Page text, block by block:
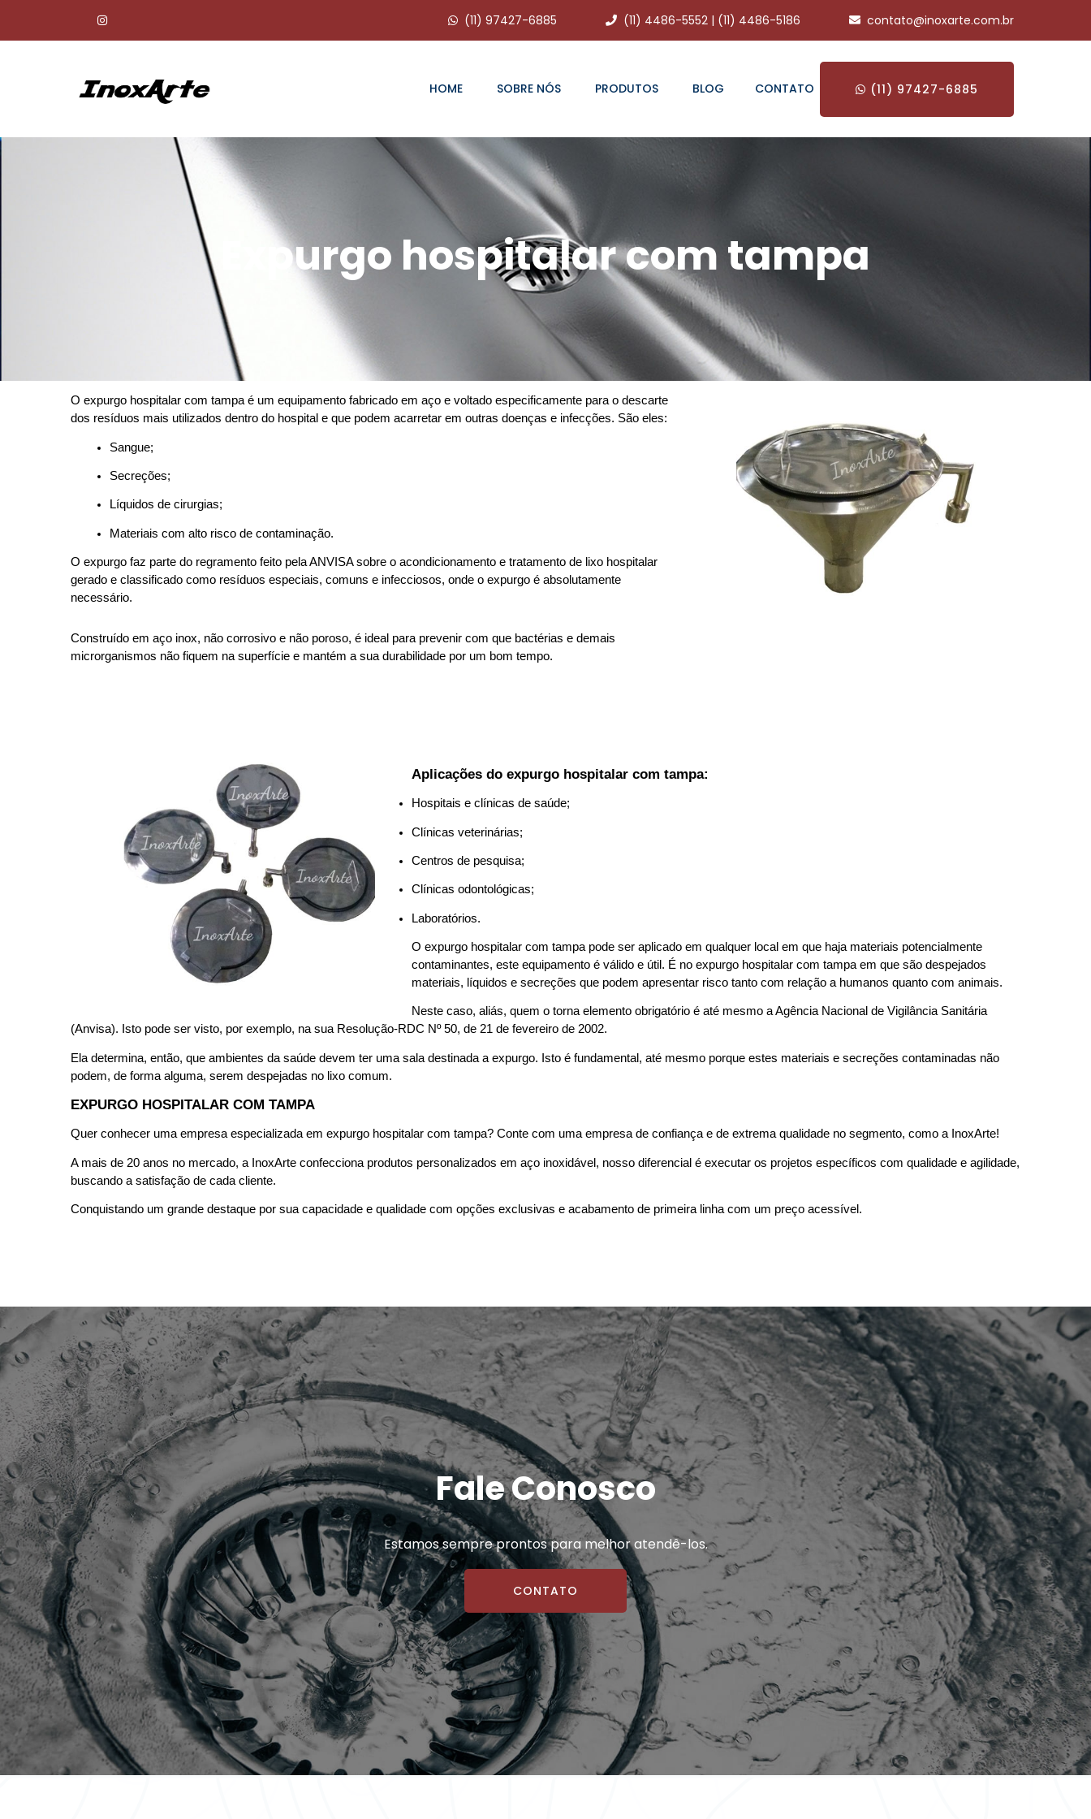
(11) 97427-6885 (11) 4486-5552 | (11) 4486-5186 contato@inoxarte.com.br
HOME SOBRE NÓS PRODUTOS BLOG CONTATO (11) 97427-6885
Expurgo hospitalar com tampa
O expurgo hospitalar com tampa é um equipamento fabricado em aço e voltado especificamente para o descarte
dos resíduos mais utilizados dentro do hospital e que podem acarretar em outras doenças e infecções. São eles:
Sangue;
Secreções;
Líquidos de cirurgias;
Materiais com alto risco de contaminação.
O expurgo faz parte do regramento feito pela ANVISA sobre o acondicionamento e tratamento de lixo hospitalar
gerado e classificado como resíduos especiais, comuns e infecciosos, onde o expurgo é absolutamente
necessário.
Construído em aço inox, não corrosivo e não poroso, é ideal para prevenir com que bactérias e demais
microrganismos não fiquem na superfície e mantém a sua durabilidade por um bom tempo.
Aplicações do expurgo hospitalar com tampa:
Hospitais e clínicas de saúde;
Clínicas veterinárias;
Centros de pesquisa;
Clínicas odontológicas;
Laboratórios.
O expurgo hospitalar com tampa pode ser aplicado em qualquer local em que haja materiais potencialmente
contaminantes, este equipamento é válido e útil. É no expurgo hospitalar com tampa em que são despejados
materiais, líquidos e secreções que podem apresentar risco tanto com relação a humanos quanto com animais.
Neste caso, aliás, quem o torna elemento obrigatório é até mesmo a Agência Nacional de Vigilância Sanitária
(Anvisa). Isto pode ser visto, por exemplo, na sua Resolução-RDC Nº 50, de 21 de fevereiro de 2002.
Ela determina, então, que ambientes da saúde devem ter uma sala destinada a expurgo. Isto é fundamental, até mesmo porque estes materiais e secreções contaminadas não
podem, de forma alguma, serem despejadas no lixo comum.
EXPURGO HOSPITALAR COM TAMPA
Quer conhecer uma empresa especializada em expurgo hospitalar com tampa? Conte com uma empresa de confiança e de extrema qualidade no segmento, como a InoxArte!
A mais de 20 anos no mercado, a InoxArte confecciona produtos personalizados em aço inoxidável, nosso diferencial é executar os projetos específicos com qualidade e agilidade,
buscando a satisfação de cada cliente.
Conquistando um grande destaque por sua capacidade e qualidade com opções exclusivas e acabamento de primeira linha com um preço acessível.
Fale Conosco
Estamos sempre prontos para melhor atendê-los.
CONTATO